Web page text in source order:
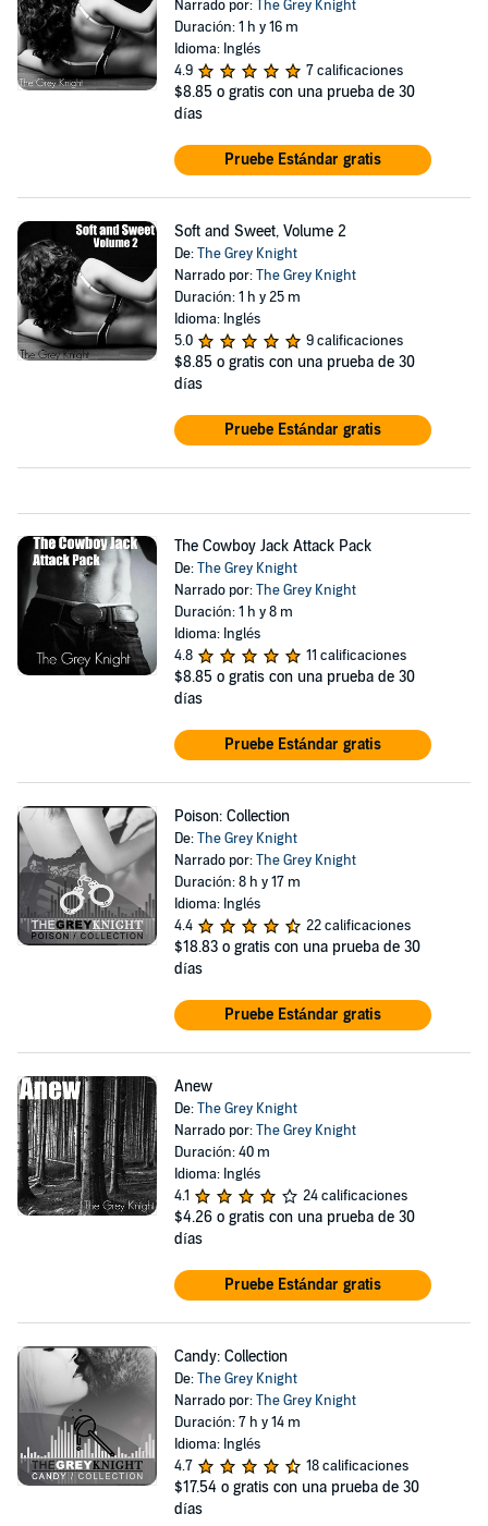
Narrado por:
The Grey Knight
Duración: 1 h y 16 m
Idioma: Inglés
4.9
7 calificaciones
$8.85 o gratis con una prueba de 30
días
Pruebe Estándar gratis
Soft and Sweet, Volume 2
De:The Grey Knight
Narrado por:The Grey Knight
Duración: 1 h y 25 m
Idioma: Inglés
5.0
9 calificaciones
$8.85 o gratis con una prueba de 30
días
Pruebe Estándar gratis
The Cowboy Jack Attack Pack
De:The Grey Knight
Narrado por:The Grey Knight
Duración: 1 h y 8 m
Idioma: Inglés
4.8
11 calificaciones
$8.85 o gratis con una prueba de 30
días
Pruebe Estándar gratis
Poison: Collection
De:The Grey Knight
Narrado por:The Grey Knight
Duración: 8 h y 17 m
Idioma: Inglés
4.4
22 calificaciones
$18.83 o gratis con una prueba de 30
días
Pruebe Estándar gratis
Anew
De:The Grey Knight
Narrado por:The Grey Knight
Duración: 40 m
Idioma: Inglés
4.1
24 calificaciones
$4.26 o gratis con una prueba de 30
días
Pruebe Estándar gratis
Candy: Collection
De:The Grey Knight
Narrado por:The Grey Knight
Duración: 7 h y 14 m
Idioma: Inglés
4.7
18 calificaciones
$17.54 o gratis con una prueba de 30
días